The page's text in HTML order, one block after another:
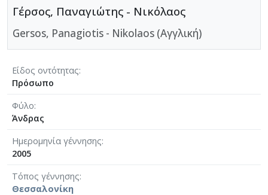
Γέρσος, Παναγιώτης - Νικόλαος
Gersos, Panagiotis - Nikolaos (Αγγλική)
Είδος οντότητας
Πρόσωπο
Φύλο
Άνδρας
Ημερομηνία γέννησης
2005
Τόπος γέννησης
Θεσσαλονίκη